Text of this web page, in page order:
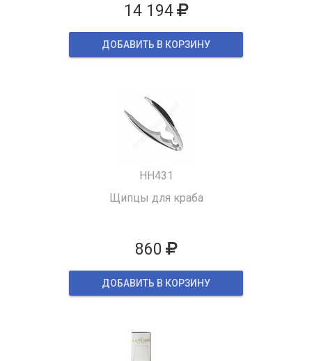
14 194
ДОБАВИТЬ В КОРЗИНУ
HH431
Щипцы для краба
860
ДОБАВИТЬ В КОРЗИНУ